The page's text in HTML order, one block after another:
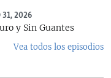
31, 2026
y Sin Guantes
Vea todos los episodios